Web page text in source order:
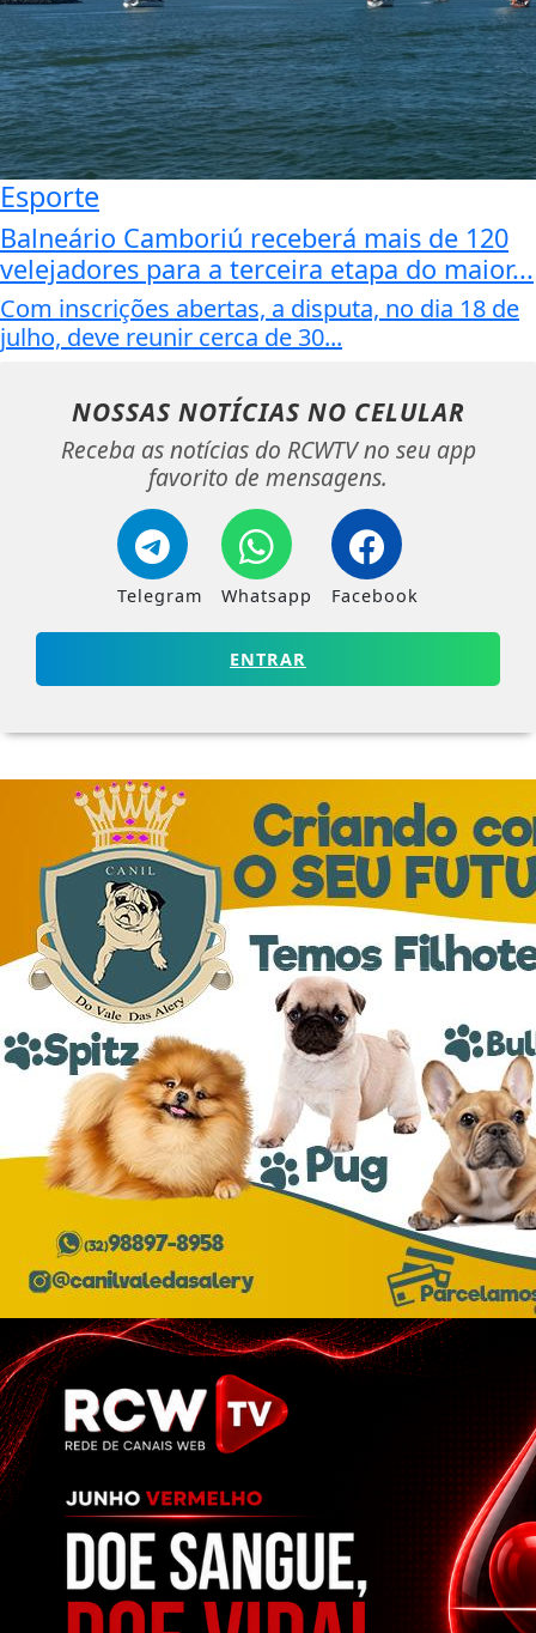
Esporte
Balneário Camboriú receberá mais de 120
velejadores para a terceira etapa do maior...
Com inscrições abertas, a disputa, no dia 18 de
julho, deve reunir cerca de 30...
NOSSAS NOTÍCIAS NO CELULAR
Receba as notícias do RCWTV no seu app
favorito de mensagens.
Telegram Whatsapp Facebook
ENTRAR